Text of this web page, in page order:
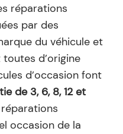
réparations
par des
du véhicule et
d’origine
d’occasion font
de 3, 6, 8, 12 et
occasion de la